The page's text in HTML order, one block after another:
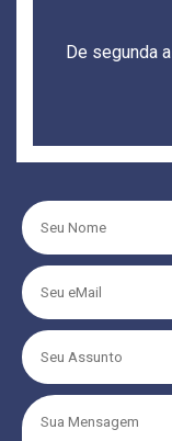
De segunda